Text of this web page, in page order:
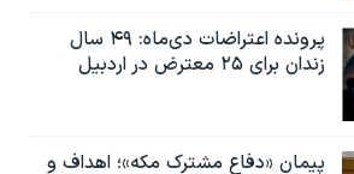
پرونده اعتراضات دی‌ماه: ۴۹ سال
زندان برای ۲۵ معترض در اردبیل
پیمان «دفاع مشترک مکه»؛ اهداف و